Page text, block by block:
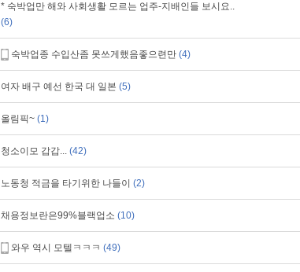
* 숙박업만 해와 사회생활 모르는 업주-지배인들 보시요..
(6)
숙박업종 수입산좀 못쓰게했음좋으련만 (4)
여자 배구 예선 한국 대 일본 (5)
올림픽~ (1)
청소이모 갑갑... (42)
노동청 적금을 타기위한 나들이 (2)
채용정보란은99%블랙업소 (10)
와우 역시 모텔ㅋㅋㅋ (49)